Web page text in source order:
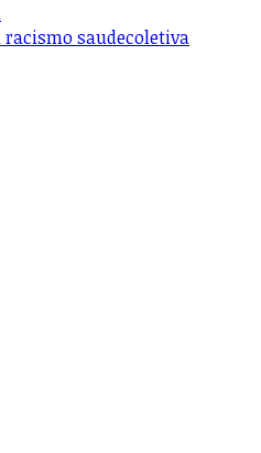
saudecoletiva